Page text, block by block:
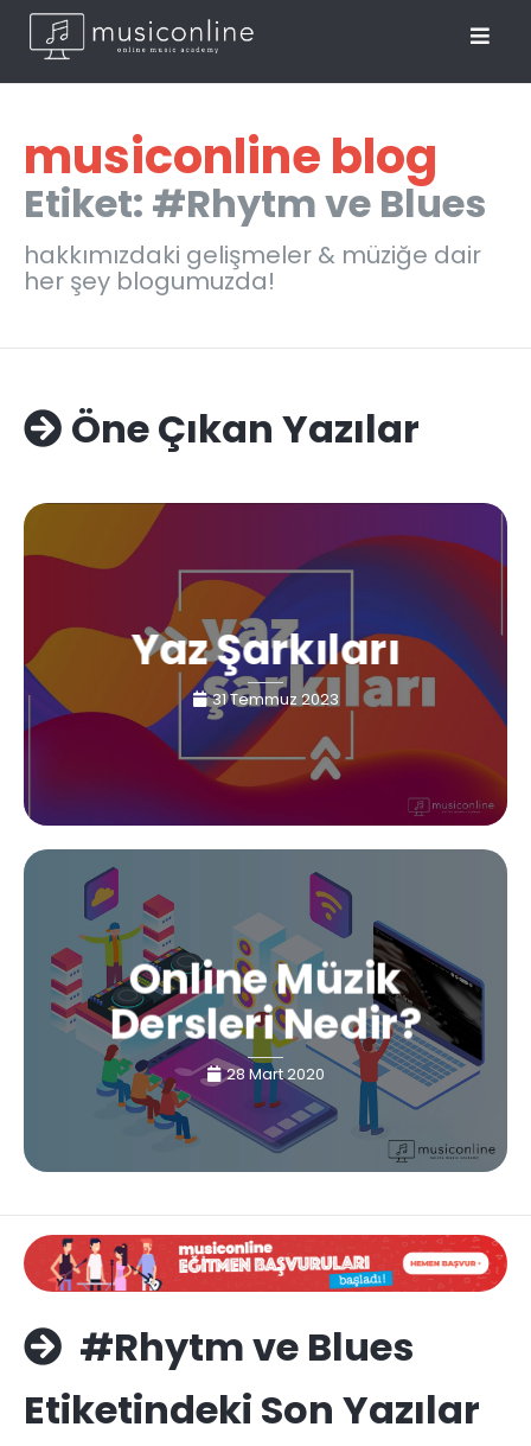
musiconline blog
Etiket: #Rhytm ve Blues
hakkımızdaki gelişmeler & müziğe dair
her şey blogumuzda!
Öne Çıkan Yazılar
Yaz Şarkıları
31 Temmuz 2023
Online Müzik
Dersleri Nedir?
28 Mart 2020
#Rhytm ve Blues
Etiketindeki Son Yazılar